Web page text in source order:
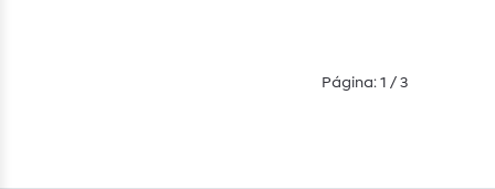
Página: 1 / 3